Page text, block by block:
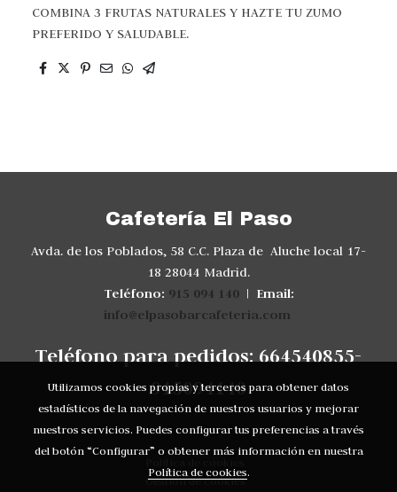
COMBINA 3 FRUTAS NATURALES Y HAZTE TU ZUMO
PREFERIDO Y SALUDABLE.
Cafetería El Paso
Avda. de los Poblados, 58 C.C. Plaza de Aluche local 17-
18 28044 Madrid.
Teléfono: 915 094 140| Email:
info@elpasobarcafeteria.com
Teléfono para pedidos: 664540855-
915094140
Aviso legal
Gestión de cookies
Utilizamos cookies propias y terceros para obtener datos
estadísticos de la navegación de nuestros usuarios y mejorar
nuestros servicios. Puedes configurar tus preferencias a través
del botón “Configurar” o obtener más información en nuestra
Política de cookies.